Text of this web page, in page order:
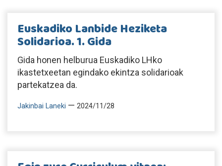
Euskadiko Lanbide Heziketa
Solidarioa. 1. Gida
Gida honen helburua Euskadiko LHko
ikastetxeetan egindako ekintza solidarioak
partekatzea da.
Jakinbai Laneki — 2024/11/28